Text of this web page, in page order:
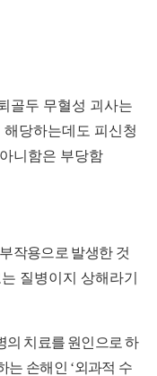
골두 무혈성 괴사는
해당하는데도 피신청
니함은 부당함
작용으로 발생한 것
질병이지 상해라기
의 치료를 원인으로 하
는 손해인 ‘외과적 수